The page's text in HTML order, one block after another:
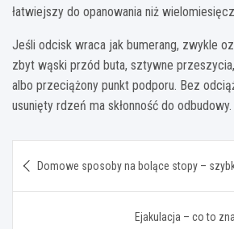
łatwiejszy do opanowania niż
Jeśli odcisk wraca jak bumerang, zwykle
zbyt wąski przód buta, sztywne
albo przeciążony punkt podporu. Bez
usunięty rdzeń ma skłonność do odbudowy.
wpisu
Domowe sposoby na bolące stopy –
Ejakulacja – co to